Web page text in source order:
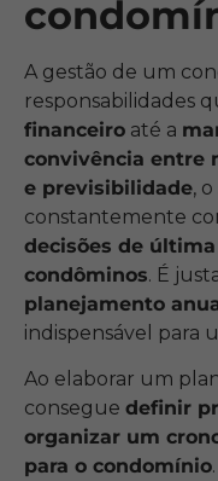
A gestão de um
responsabilidades
financeiro até a
convivência entre
e previsibilidade,
constantemente
decisões de última
condôminos. É
planejamento
indispensável para
Ao elaborar um
consegue definir
organizar um
para o condomínio